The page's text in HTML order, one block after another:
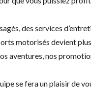
, des services
motorisés devient
aventures, nos
se fera un plaisir de